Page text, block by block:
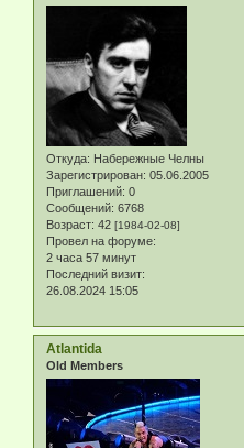
Откуда: Набережные Челны
Зарегистрирован: 05.06.2005
Приглашений: 0
Сообщений: 6768
Возраст: 42 [1984-02-08]
Провел на форуме:
2 часа 57 минут
Последний визит:
26.08.2024 15:05
Atlantida
Old Members